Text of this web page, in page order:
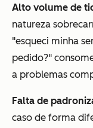
Alto volume de
natureza
"esqueci minha
pedido?"
a problemas
Falta de
caso de forma